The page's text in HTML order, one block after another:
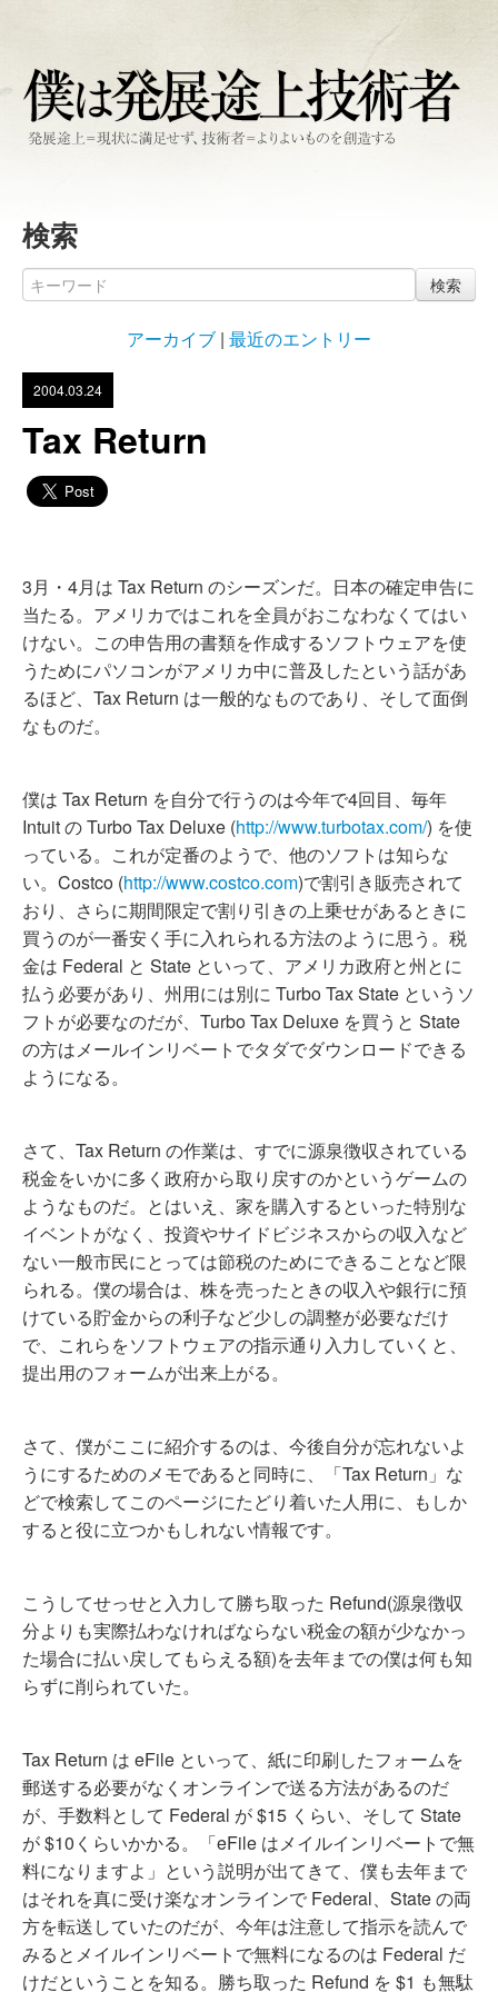
検索
検索
アーカイブ | 最近のエントリー
2004.03.24
Tax Return
3月・4月は Tax Return のシーズンだ。日本の確定申告に
当たる。アメリカではこれを全員がおこなわなくてはい
けない。この申告用の書類を作成するソフトウェアを使
うためにパソコンがアメリカ中に普及したという話があ
るほど、Tax Return は一般的なものであり、そして面倒
なものだ。
僕は Tax Return を自分で行うのは今年で4回目、毎年
Intuit の Turbo Tax Deluxe (http://www.turbotax.com/) を使
っている。これが定番のようで、他のソフトは知らな
い。Costco (http://www.costco.com)で割引き販売されて
おり、さらに期間限定で割り引きの上乗せがあるときに
買うのが一番安く手に入れられる方法のように思う。税
金は Federal と State といって、アメリカ政府と州とに
払う必要があり、州用には別に Turbo Tax State というソ
フトが必要なのだが、Turbo Tax Deluxe を買うと State
の方はメールインリベートでタダでダウンロードできる
ようになる。
さて、Tax Return の作業は、すでに源泉徴収されている
税金をいかに多く政府から取り戻すのかというゲームの
ようなものだ。とはいえ、家を購入するといった特別な
イベントがなく、投資やサイドビジネスからの収入など
ない一般市民にとっては節税のためにできることなど限
られる。僕の場合は、株を売ったときの収入や銀行に預
けている貯金からの利子など少しの調整が必要なだけ
で、これらをソフトウェアの指示通り入力していくと、
提出用のフォームが出来上がる。
さて、僕がここに紹介するのは、今後自分が忘れないよ
うにするためのメモであると同時に、「Tax Return」な
どで検索してこのページにたどり着いた人用に、もしか
すると役に立つかもしれない情報です。
こうしてせっせと入力して勝ち取った Refund(源泉徴収
分よりも実際払わなければならない税金の額が少なかっ
た場合に払い戻してもらえる額)を去年までの僕は何も知
らずに削られていた。
Tax Return は eFile といって、紙に印刷したフォームを
郵送する必要がなくオンラインで送る方法があるのだ
が、手数料として Federal が $15 くらい、そして State
が $10くらいかかる。「eFile はメイルインリベートで無
料になりますよ」という説明が出てきて、僕も去年まで
はそれを真に受け楽なオンラインで Federal、State の両
方を転送していたのだが、今年は注意して指示を読んで
みるとメイルインリベートで無料になるのは Federal だ
けだということを知る。勝ち取った Refund を $1 も無駄